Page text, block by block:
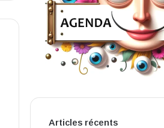
Articles récents